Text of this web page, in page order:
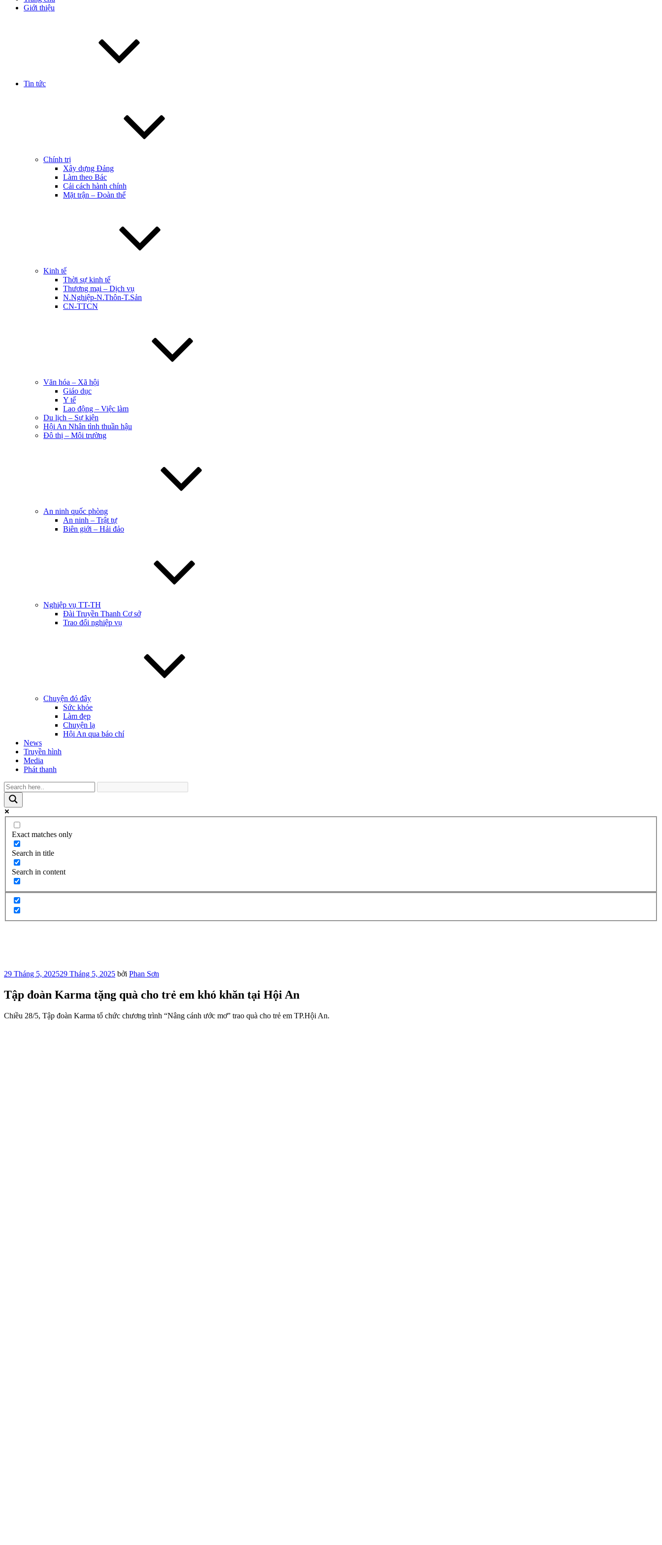
Giới thiệu
Tin tức
Chính trị
Xây dựng Đảng
Làm theo Bác
Cải cách hành chính
Mặt trận – Đoàn thể
Kinh tế
Thời sự kinh tế
Thương mại – Dịch vụ
N.Nghiệp-N.Thôn-T.Sản
CN-TTCN
Văn hóa – Xã hội
Giáo dục
Y tế
Lao động – Việc làm
Du lịch – Sự kiện
Hội An Nhân tình thuần hậu
Đô thị – Môi trường
An ninh quốc phòng
An ninh – Trật tự
Biên giới – Hải đảo
Nghiệp vụ TT-TH
Đài Truyền Thanh Cơ sở
Trao đổi nghiệp vụ
Chuyện đó đây
Sức khỏe
Làm đẹp
Chuyện lạ
Hội An qua báo chí
News
Truyền hình
Media
Phát thanh
Exact matches only
Search in title
Search in content
Đăng
29 Tháng 5, 202529 Tháng 5, 2025 bởi Phan Sơn
Tập đoàn Karma tặng quà cho trẻ em khó khăn tại Hội An
Chiều 28/5, Tập đoàn Karma tổ chức chương trình “Nâng cánh ước mơ” trao quà cho trẻ em TP.Hội An.